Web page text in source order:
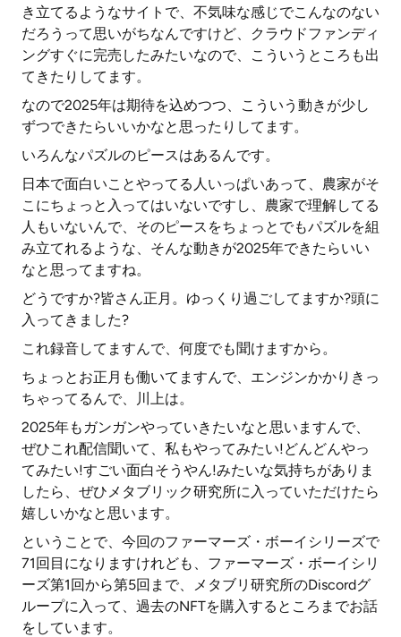
き立てるようなサイトで、不気味な感じでこんなのない
だろうって思いがちなんですけど、クラウドファンディ
ングすぐに完売したみたいなので、こういうところも出
てきたりしてます。
なので2025年は期待を込めつつ、こういう動きが少し
ずつできたらいいかなと思ったりしてます。
いろんなパズルのピースはあるんです。
日本で面白いことやってる人いっぱいあって、農家がそ
こにちょっと入ってはいないですし、農家で理解してる
人もいないんで、そのピースをちょっとでもパズルを組
み立てれるような、そんな動きが2025年できたらいい
なと思ってますね。
どうですか?皆さん正月。ゆっくり過ごしてますか?頭に
入ってきました?
これ録音してますんで、何度でも聞けますから。
ちょっとお正月も働いてますんで、エンジンかかりきっ
ちゃってるんで、川上は。
2025年もガンガンやっていきたいなと思いますんで、
ぜひこれ配信聞いて、私もやってみたい!どんどんやっ
てみたい!すごい面白そうやん!みたいな気持ちがありま
したら、ぜひメタブリック研究所に入っていただけたら
嬉しいかなと思います。
ということで、今回のファーマーズ・ボーイシリーズで
71回目になりますけれども、ファーマーズ・ボーイシリ
ーズ第1回から第5回まで、メタブリ研究所のDiscordグ
ループに入って、過去のNFTを購入するところまでお話
をしています。